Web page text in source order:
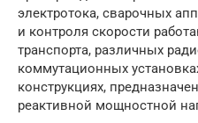
электротока, сварочных
и контроля скорости
транспорта, различных
коммутационных
конструкциях,
реактивной мощностной